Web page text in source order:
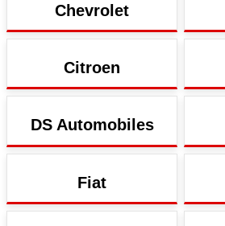
Chevrolet
Citroen
DS Automobiles
Fiat